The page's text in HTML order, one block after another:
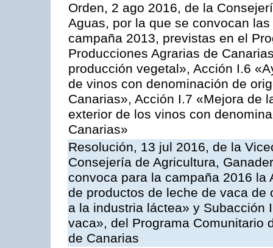
Orden, 2 ago 2016, de la
Aguas, por la que se convocan
campaña 2013, previstas en el
Producciones Agrarias de
producción vegetal», Acción I.6
de vinos con denominación de
Canarias», Acción I.7 «Mejora de
exterior de los vinos con
Canarias»
Resolución, 13 jul 2016, de la
Consejería de Agricultura,
convoca para la campaña 2016
de productos de leche de vaca
a la industria láctea» y Subacción
vaca», del Programa Comunitario
de Canarias